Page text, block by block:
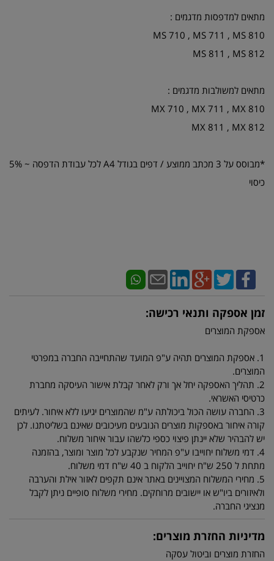
מתאים למדפסות מדגמים :
MS 710 , MS 711 , MS 810
MS 811 , MS 812
מתאים למשולבות מדגמים :
MX 710 , MX 711 , MX 810
MX 811 , MX 812
*מבוסס על 3 מכתב ממוצע / דפים בגודל A4 לכל עבודת הדפסה ~ 5%
כיסוי
זמן אספקה ותנאי רכישה:
אספקת המוצרים
1. אספקת המוצרים תהיה ע"פ המועד שהתחייבה החברה במפרטי
המוצרים.
2. תהליך האספקה יחל אך ורק לאחר קבלת אישור העיסקה מחברת
כרטיסי האשראי.
3. החברה עושה הכול ביכולתה ע"מ שהמוצרים יגיעו ללא איחור. לעיתים
קורה איחור באספקות מוצרים הנובעים מעיכובים שאינם בשליטתנו. לכן
יש להבהיר שלא יינתן פיצוי כספי כלשהו עבור איחור משלוח.
4. דמי משלוח יחוייבו ע"פ המחיר שנקבע לכל מוצר ומוצר, בהזמנה
מתחת ל 250 ש"ח יחוייב הלקוח ב 40 ש"ח דמי משלוח.
5. מחירי המשלוח המצויינים באתר אינם תקפים לאזור אילת והערבה
ולאיזורים ביו"ש או יישובים מרוחקים. מחירי משלוח סופיים ניתן לקבל
מנציגי החברה.
מדיניות החזרת מוצרים:
החזרת מוצרים וביטול עסקה